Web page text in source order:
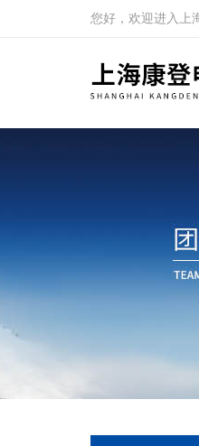
您好，欢迎进入上